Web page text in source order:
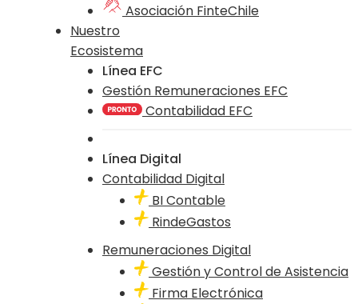
Asociación FinteChile
Nuestro
Ecosistema
Línea EFC
Gestión Remuneraciones EFC
Contabilidad EFC
Línea Digital
Contabilidad Digital
BI Contable
RindeGastos
Remuneraciones Digital
Gestión y Control de Asistencia
Firma Electrónica